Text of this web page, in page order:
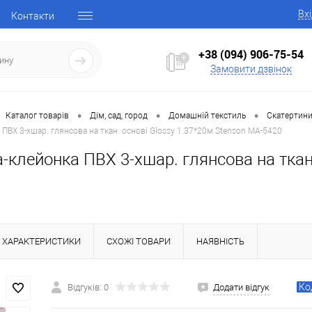
Контакти
+38 (094) 906-75-54
Замовити дзвінок
Каталог товарів • Дім, сад, город • Домашній текстиль •
ПВХ 3-хшар. глянсова на ткан. основі Glossy 1.37*20м Stenson MA-5420
клейонка ПВХ 3-хшар. глянсова на
ХАРАКТЕРИСТИКИ СХОЖІ ТОВАРИ НАЯВНІСТЬ
Відгуків: 0 Додати відгук